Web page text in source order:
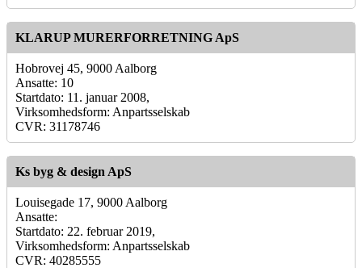
KLARUP MURERFORRETNING ApS
Hobrovej 45, 9000 Aalborg
Ansatte: 10
Startdato: 11. januar 2008,
Virksomhedsform: Anpartsselskab
CVR: 31178746
Ks byg & design ApS
Louisegade 17, 9000 Aalborg
Ansatte:
Startdato: 22. februar 2019,
Virksomhedsform: Anpartsselskab
CVR: 40285555